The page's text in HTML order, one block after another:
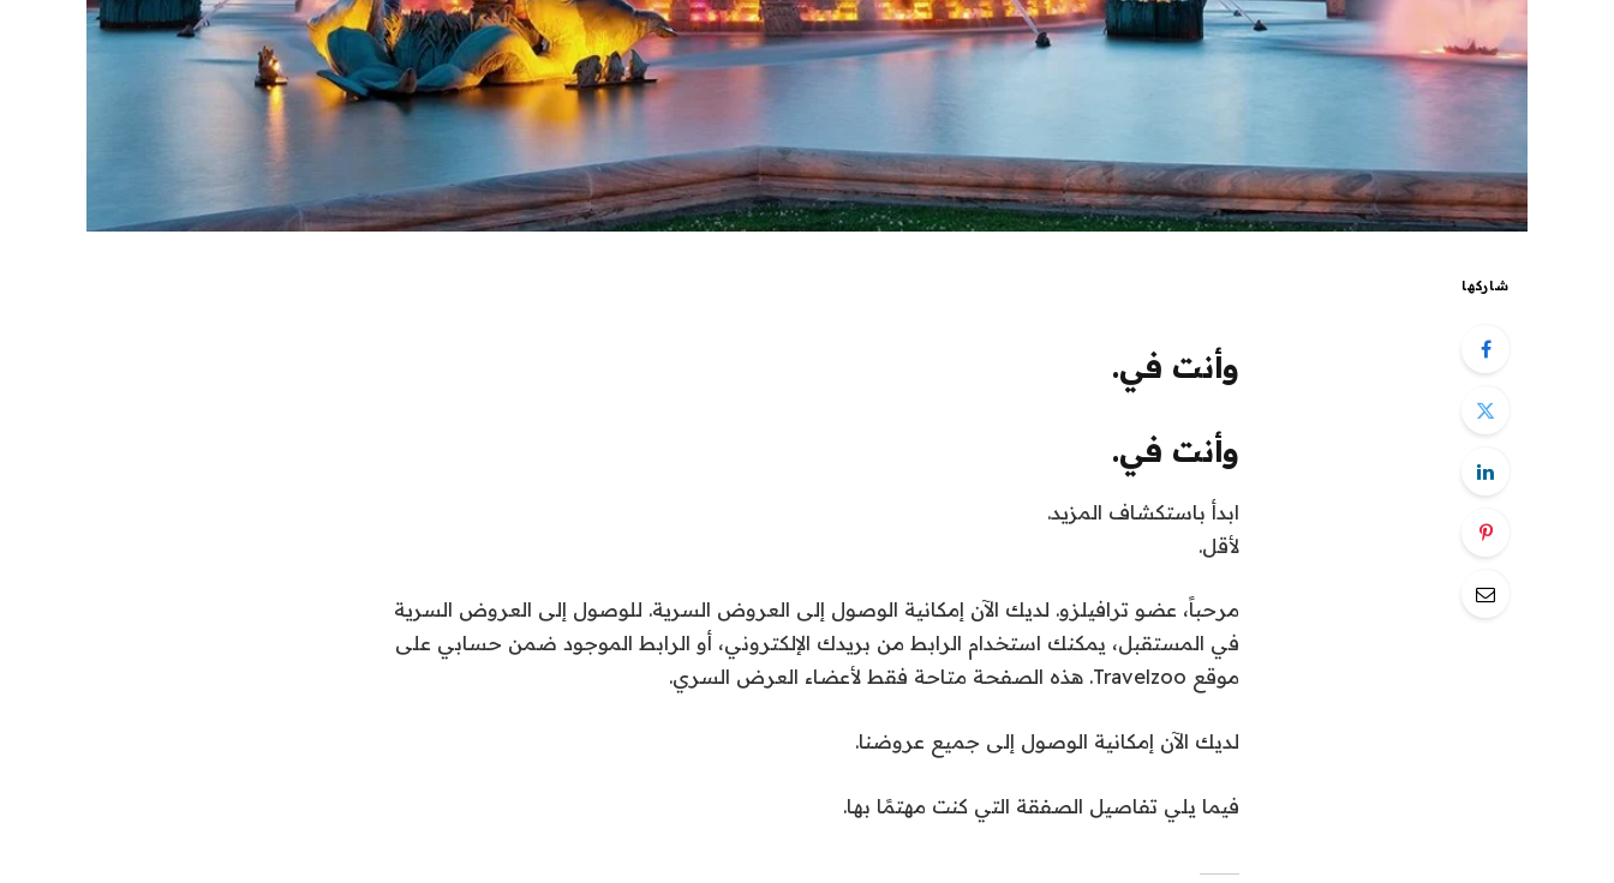
شاركها
وأنت في.
وأنت في.
ابدأ باستكشاف المزيد.
لأقل.
مرحباً، عضو ترافيلزو. لديك الآن إمكانية الوصول إلى العروض السرية. للوصول إلى العروض السرية
في المستقبل، يمكنك استخدام الرابط من بريدك الإلكتروني، أو الرابط الموجود ضمن حسابي على
موقع Travelzoo. هذه الصفحة متاحة فقط لأعضاء العرض السري.
لديك الآن إمكانية الوصول إلى جميع عروضنا.
فيما يلي تفاصيل الصفقة التي كنت مهتمًا بها.